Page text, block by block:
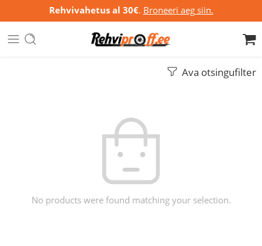
Rehvivahetus al 30€. Broneeri aeg siin.
Ava otsingufilter
No products were found matching your selection.